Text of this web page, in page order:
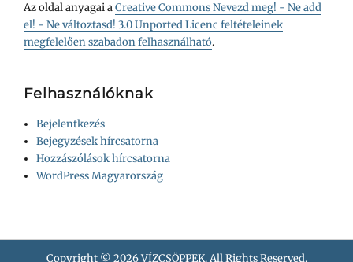
Az oldal anyagai aCreative Commons Nevezd meg! - Ne add
el! - Ne változtasd! 3.0 Unported Licenc feltételeinek
megfelelően szabadon felhasználható.
Felhasználóknak
Bejelentkezés
Bejegyzések hírcsatorna
Hozzászólások hírcsatorna
WordPress Magyarország
Copyright © 2026VÍZCSÖPPEK. All Rights Reserved.